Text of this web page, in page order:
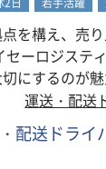
18：45 つくば
み込み。積み
して配送先へ
20：30 品川
後積み下ろし。
21：45 千葉県
を構え、売
セーロジステ
にするのが
タートのド
性ドライバー
ーションも多
運送・配送
配送ドライ